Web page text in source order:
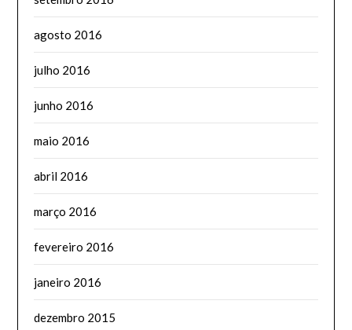
agosto 2016
julho 2016
junho 2016
maio 2016
abril 2016
março 2016
fevereiro 2016
janeiro 2016
dezembro 2015